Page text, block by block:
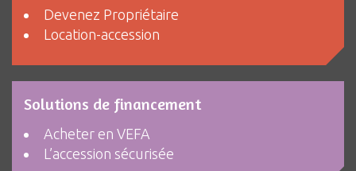
Devenez Propriétaire
Location-accession
Solutions de financement
Acheter en VEFA
L’accession sécurisée